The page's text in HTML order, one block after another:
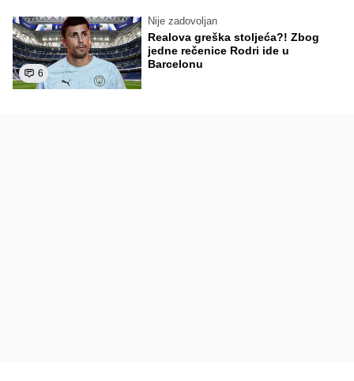
6
Nije zadovoljan
Realova greška stoljeća?! Zbog
jedne rečenice Rodri ide u
Barcelonu